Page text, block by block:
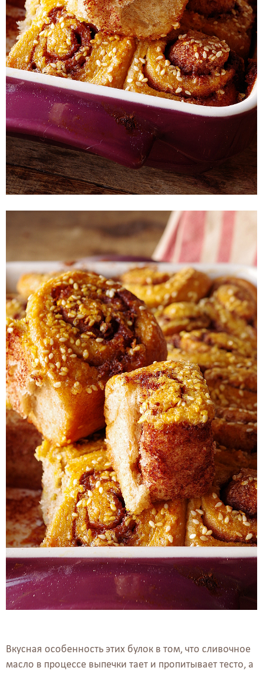
Вкусная особенность этих булок в том, что сливочное
масло в процессе выпечки тает и пропитывает тесто, а